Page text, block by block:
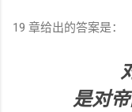
19 章给出的答案是：
是对